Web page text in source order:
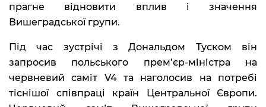
прагне відновити вплив і значення
Вишеградської групи.
Під час зустрічі з Дональдом Туском він
запросив польського прем’єр-міністра на
червневий саміт V4 та наголосив на потребі
тіснішої співпраці країн Центральної Європи.